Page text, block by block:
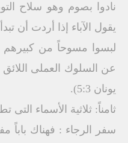
نادوا بصوم وهو سلاح
يقول الآباء إذا أردت أن
لبسوا مسوحاً من كبيرهم
عن السلوك العملى
يونان 5:3).
ثامناً: ثلاثية الأسماء
سفر الرجاء : فهناك باباً